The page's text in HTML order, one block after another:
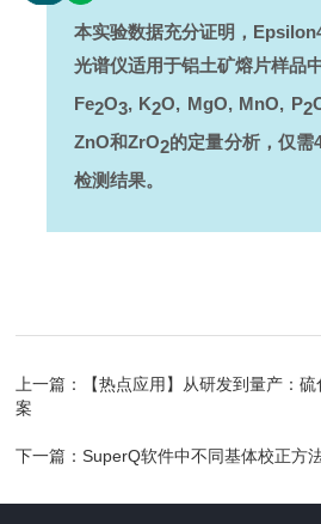
本实验数据充分证明，
光谱仪适用于铝土矿熔片样品
Fe2O3, K2O, MgO, MnO, P2
ZnO和ZrO2的定量分析，仅需
检测结果。
上一篇：
【热点应用】从研发到量产：
案
下一篇：SuperQ软件中不同基体校正方